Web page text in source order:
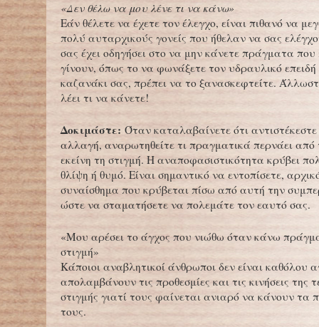
«Δεν θέλω να μου λένε τι να κάνω»
Εάν θέλετε να έχετε τον έλεγχο, είναι πιθανό να
πολύ αυταρχικούς γονείς που ήθελαν να σας
σας έχει οδηγήσει στο να μην κάνετε πράγματα που
γίνουν, όπως το να φωνάξετε τον υδραυλικό επειδή
καζανάκι σας, πρέπει να το ξανασκεφτείτε.
λέει τι να κάνετε!
Δοκιμάστε: Όταν καταλαβαίνετε ότι
αλλαγή, αναρωτηθείτε τι πραγματικά περνάει
εκείνη τη στιγμή. Η αναποφασιστικότητα κρύβει
θλίψη ή θυμό. Είναι σημαντικό να εντοπίσετε,
συναίσθημα που κρύβεται πίσω από αυτή την
ώστε να σταματήσετε να πολεμάτε τον εαυτό σας.
«Μου αρέσει το άγχος που νιώθω όταν κάνω
στιγμή»
Κάποιοι αναβλητικοί άνθρωποι δεν είναι καθόλου
απολαμβάνουν τις προθεσμίες και τις κινήσεις της
στιγμής γιατί τους φαίνεται ανιαρό να κάνουν
τους.